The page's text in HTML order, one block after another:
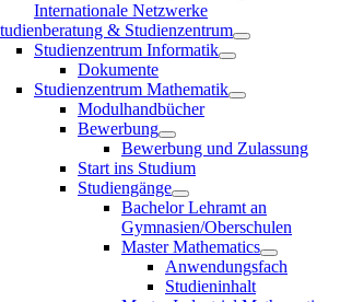
Internationale Netzwerke
& Studienzentrum
Studienzentrum Informatik
Dokumente
Studienzentrum Mathematik
Modulhandbücher
Bewerbung
Bewerbung und Zulassung
Start ins Studium
Studiengänge
Bachelor Lehramt an
Gymnasien/Oberschulen
Master Mathematics
Anwendungsfach
Studieninhalt